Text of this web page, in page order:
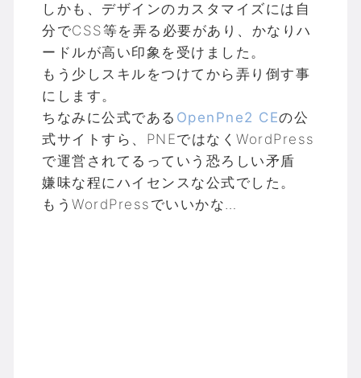
しかも、デザインのカスタマイズには自
分でCSS等を弄る必要があり、かなりハ
ードルが高い印象を受けました。
もう少しスキルをつけてから弄り倒す事
にします。
ちなみに公式である OpenPne2 CEの公
式サイトすら、PNEではなくWordPress
で運営されてるっていう恐ろしい矛盾
嫌味な程にハイセンスな公式でした。
もうWordPressでいいかな…